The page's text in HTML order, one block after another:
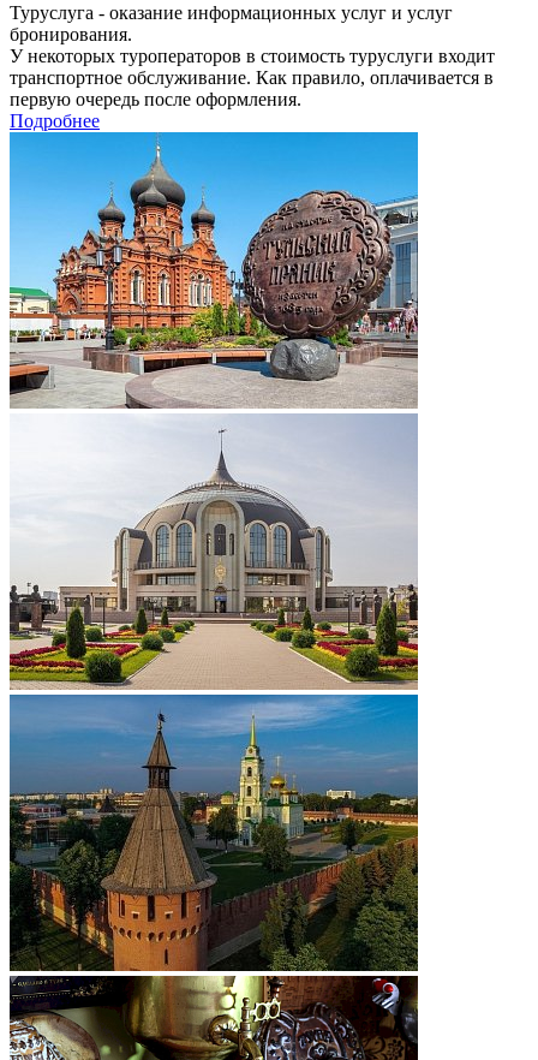
Туруслуга - оказание информационных услуг и услуг
бронирования.
У некоторых туроператоров в стоимость туруслуги входит
транспортное обслуживание. Как правило, оплачивается в
первую очередь после оформления.
Подробнее